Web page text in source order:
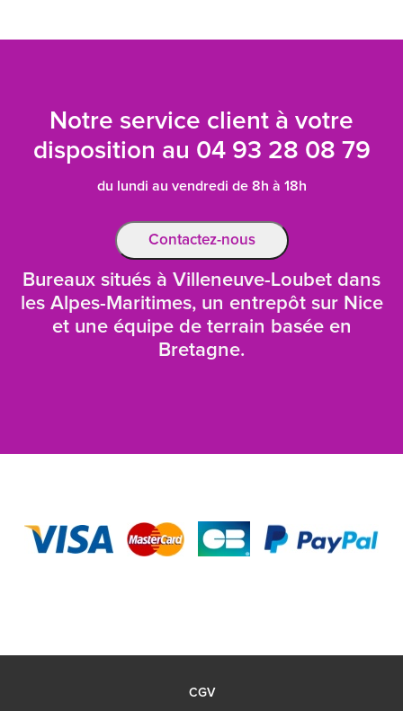
Notre service client à votre
disposition au 04 93 28 08 79
du lundi au vendredi de 8h à 18h
Contactez-nous
Bureaux situés à Villeneuve-Loubet dans
les Alpes-Maritimes, un entrepôt sur Nice
et une équipe de terrain basée en
Bretagne.
CGV